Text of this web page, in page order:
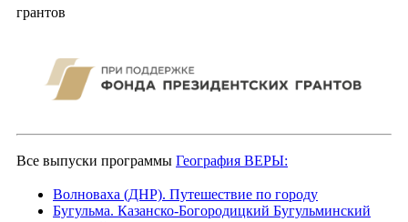
грантов
Все выпуски программы География ВЕРЫ:
Волноваха (ДНР). Путешествие по городу
Бугульма. Казанско-Богородицкий Бугульминский